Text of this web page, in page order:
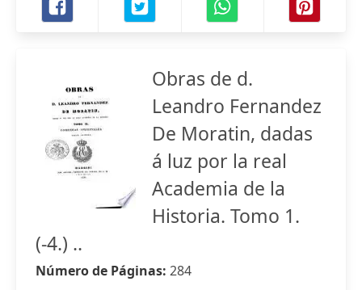
Obras de d.
Leandro Fernandez
De Moratin, dadas
á luz por la real
Academia de la
Historia. Tomo 1.
(-4.) ..
Número de Páginas: 284